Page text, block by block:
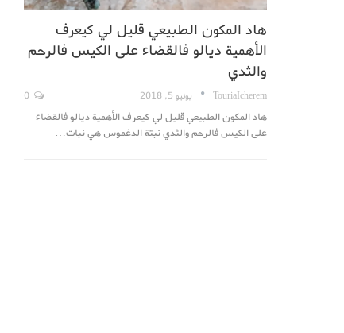
هاد المكون الطبيعي قليل لي كيعرف
الأهمية ديالو فالقضاء على الكيس فالرحم
والثدي
TouriaIcherem يونيو 5, 2018
هاد المكون الطبيعي قليل لي كيعرف الأهمية ديالو فالقضاء
على الكيس فالرحم والثدي نبتة الدغموس هي نبات…